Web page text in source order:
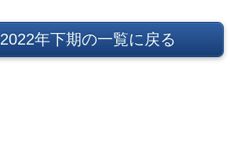
2022年下期の一覧に戻る